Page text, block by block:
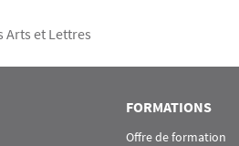
Arts et Lettres
FORMATIONS
Offre de formation